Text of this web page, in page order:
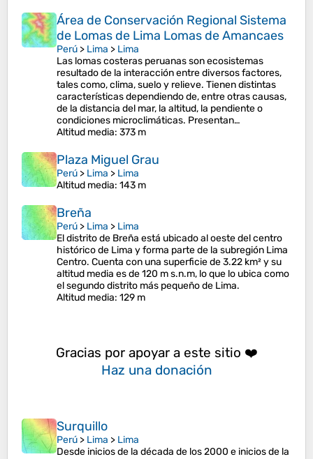
Área de Conservación Regional Sistema
de Lomas de Lima Lomas de Amancaes
Perú > Lima > Lima
Las lomas costeras peruanas son ecosistemas
resultado de la interacción entre diversos factores,
tales como, clima, suelo y relieve.​ Tienen distintas
características dependiendo de, entre otras causas,
de la distancia del mar, la altitud, la pendiente o
condiciones microclimáticas.​ Presentan…
Altitud media: 373 m
Plaza Miguel Grau
Perú > Lima > Lima
Altitud media: 143 m
Breña
Perú > Lima > Lima
El distrito de Breña está ubicado al oeste del centro
histórico de Lima y forma parte de la subregión Lima
Centro. Cuenta con una superficie de 3.22 km² y su
altitud media es de 120 m s.n.m, lo que lo ubica como
el segundo distrito más pequeño de Lima.​
Altitud media: 129 m
Gracias por apoyar a este sitio ❤️
Haz una donación
Surquillo
Perú > Lima > Lima
Desde inicios de la década de los 2000 e inicios de la